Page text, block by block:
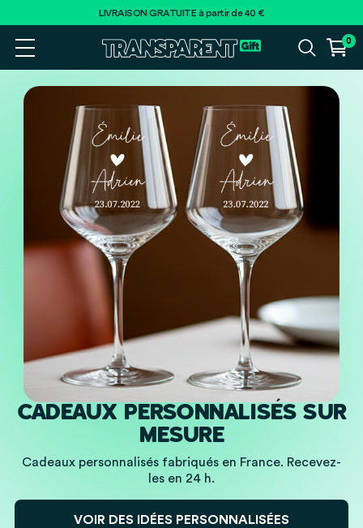
LIVRAISON GRATUITE à partir de 40 €
0
CADEAUX PERSONNALISÉS SUR
MESURE
Cadeaux personnalisés fabriqués en France. Recevez-
les en 24 h.
VOIR DES IDÉES PERSONNALISÉES